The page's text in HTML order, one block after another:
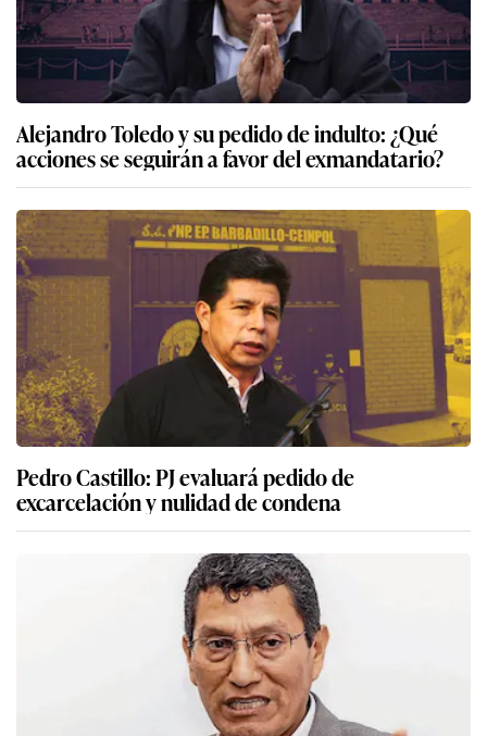
Alejandro Toledo y su pedido de indulto: ¿Qué
acciones se seguirán a favor del exmandatario?
Pedro Castillo: PJ evaluará pedido de
excarcelación y nulidad de condena